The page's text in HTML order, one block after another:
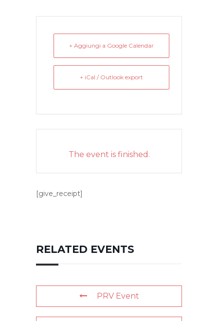
+ Aggiungi a Google Calendar
+ iCal / Outlook export
The event is finished.
[give_receipt]
RELATED EVENTS
PRV Event